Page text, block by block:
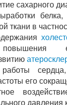
сахарного
белка,
ткани в
повышения
сердца,
его
давления